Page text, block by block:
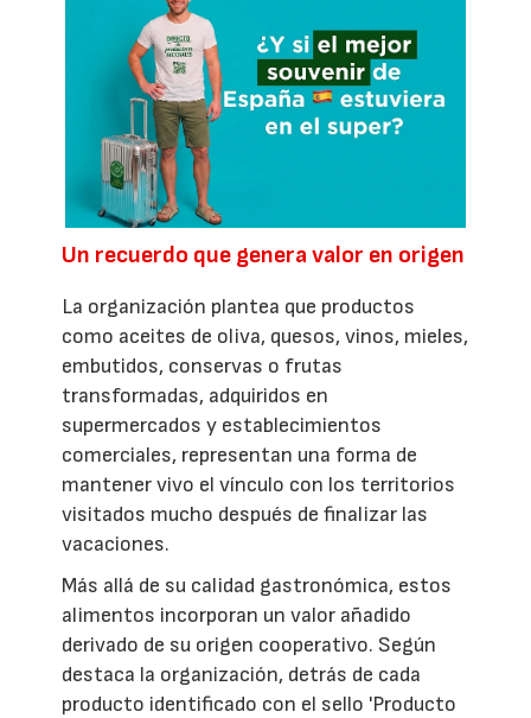
Un recuerdo que genera valor en origen
La organización plantea que productos
como aceites de oliva, quesos, vinos, mieles,
embutidos, conservas o frutas
transformadas, adquiridos en
supermercados y establecimientos
comerciales, representan una forma de
mantener vivo el vínculo con los territorios
visitados mucho después de finalizar las
vacaciones.
Más allá de su calidad gastronómica, estos
alimentos incorporan un valor añadido
derivado de su origen cooperativo. Según
destaca la organización, detrás de cada
producto identificado con el sello 'Producto